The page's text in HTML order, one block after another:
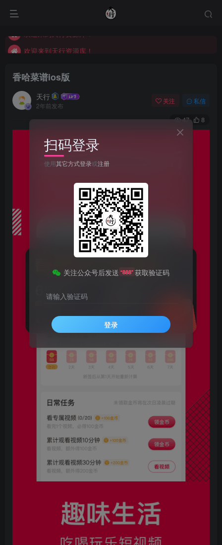
香哈菜谱ios版
天行
2年前发布
关注 私信
47 8
扫码登录
使用其它方式登录或注册
关注公众号后发送 “888” 获取验证码
请输入验证码
登录